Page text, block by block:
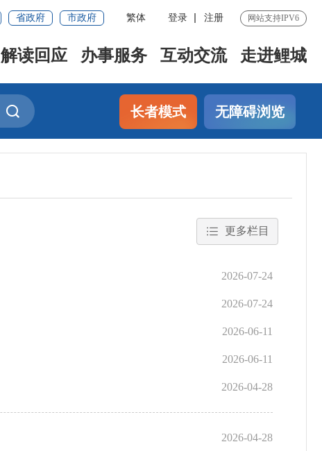
省政府 市政府 繁体 登录 注册 网站支持IPV6
解读回应 办事服务 互动交流 走进鲤城
长者模式 无障碍浏览
更多栏目
2026-07-24
2026-07-24
2026-06-11
2026-06-11
2026-04-28
2026-04-28